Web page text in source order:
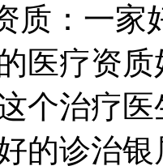
质：一
医疗资
个治疗
的诊治